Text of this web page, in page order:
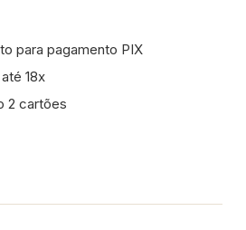
para pagamento PIX
18x
2 cartões